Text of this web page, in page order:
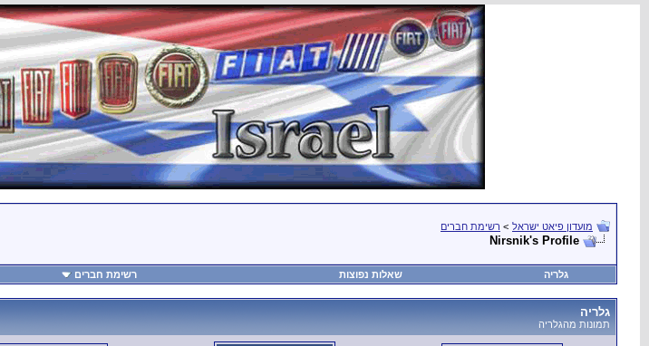
מועדון פיאט ישראל > רשימת חברים
Nirsnik's Profile
גלריה שאלות נפוצות רשימת חברים
גלריה
תמונות מהגלריה